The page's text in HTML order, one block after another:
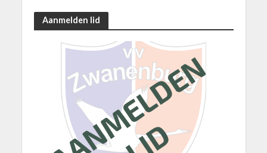
Aanmelden lid